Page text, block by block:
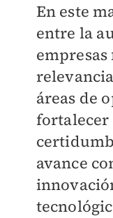
En este
entre la
áreas de
fortalecer
avance